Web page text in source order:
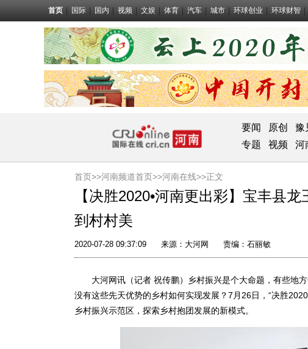
首页 国际 国内 视频 文娱 体育 汽车 城市 环球创业 环球财智
要闻 原创 豫
专题
视频 河
首页>>河南频道首页>>河南在线>>正文
【决胜2020•河南更出彩】宝丰县
到村村美
2020-07-28 09:37:09 来源： 大河网 责编：石丽敏
大河网讯（记者 祝传鹏）乡村振兴是个大命题，有些地方
没有这些先天优势的乡村如何实现发展？7月26日，“决胜
乡村振兴示范区，探索乡村抱团发展的新模式。